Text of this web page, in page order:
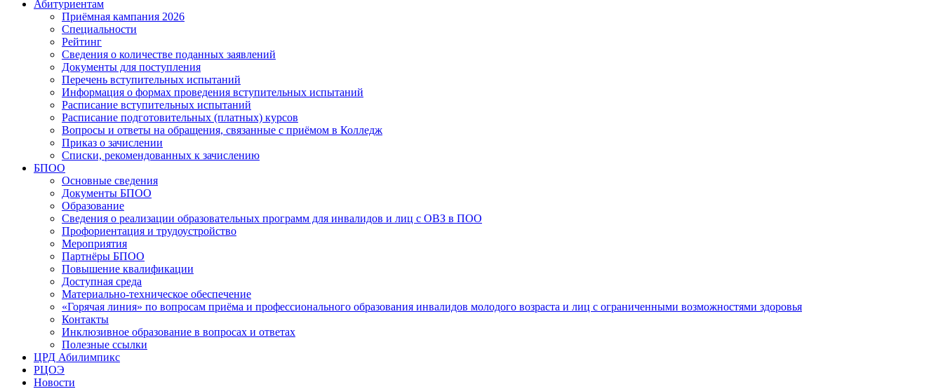
Абитуриентам
Приёмная кампания 2026
Специальности
Рейтинг
Сведения о количестве поданных заявлений
Документы для поступления
Перечень вступительных испытаний
Информация о формах проведения вступительных испытаний
Расписание вступительных испытаний
Расписание подготовительных (платных) курсов
Вопросы и ответы на обращения, связанные с приёмом в Колледж
Приказ о зачислении
Списки, рекомендованных к зачислению
БПОО
Основные сведения
Документы БПОО
Образование
Сведения о реализации образовательных программ для инвалидов и лиц с ОВЗ в ПОО
Профориентация и трудоустройство
Мероприятия
Партнёры БПОО
Повышение квалификации
Доступная среда
Материально-техническое обеспечение
«Горячая линия» по вопросам приёма и профессионального образования инвалидов молодого возраста и лиц с ограниченными возможностями здоровья
Контакты
Инклюзивное образование в вопросах и ответах
Полезные ссылки
ЦРД Абилимпикс
РЦОЭ
Новости